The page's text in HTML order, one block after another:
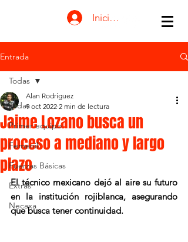
Iniciar sesión
Entrada
Todas
Primer equipo
Femenil
Fuerzas Básicas
Extras
Necaxa
Todas
Jaime Lozano busca un
proceso a mediano y largo
plazo
Alan Rodríguez
9 oct 2022 2 min de lectura
El técnico mexicano dejó al aire su futuro
en la institución rojiblanca, asegurando
que busca tener continuidad.